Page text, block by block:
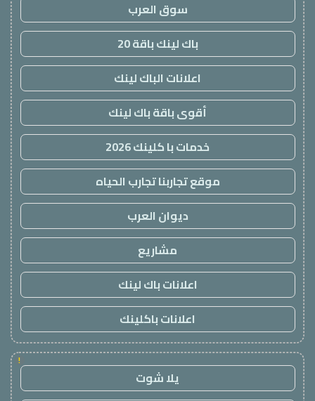
سوق العرب
باك لينك باقة 20
اعلانات الباك لينك
أقوى باقة باك لينك
خدمات با كلينك 2026
موقع تجاربنا تجارب الحياه
ديوان العرب
مشاريع
اعلانات باك لينك
اعلانات باكلينك
!
يلا شوت